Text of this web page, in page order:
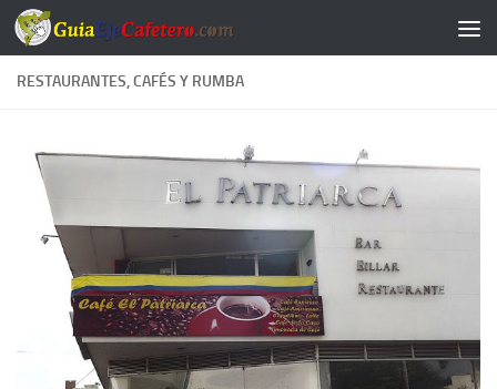
Saltar al contenido
RESTAURANTES, CAFÉS Y RUMBA